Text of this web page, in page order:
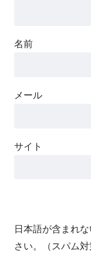
名前
メール
サイト
日本語が含まれ
さい。（スパム対